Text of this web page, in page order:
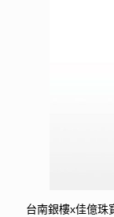
台南銀樓x佳億珠